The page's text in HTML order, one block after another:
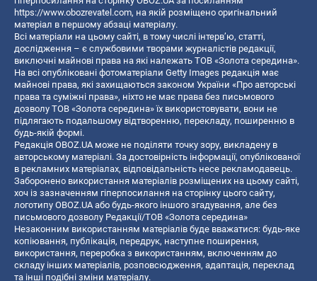
https://www.obozrevatel.com, на якій розміщено оригінальний
матеріал в першому абзаці матеріалу.
Всі матеріали на цьому сайті, в тому числі інтерв’ю, статті,
дослідження – є службовими творами журналістів редакції,
виключні майнові права на які належать ТОВ «Золота середина».
На всі опубліковані фотоматеріали Getty Images редакція має
майнові права, які захищаються законом України «Про авторські
права та суміжні права», ніхто не має права без письмового
дозволу ТОВ «Золота середина» їх використовувати, вони не
підлягають подальшому відтворенню, перекладу, поширенню в
будь-якій формі.
Редакція OBOZ.UA може не поділяти точку зору, викладену в
авторському матеріалі. За достовірність інформації, опублікованої
в рекламних матеріалах, відповідальність несе рекламодавець.
Заборонено використання матеріалів розміщених на цьому сайті,
хоч із зазначенням гіперпосилання на сторінку цього сайту,
логотипу OBOZ.UA або будь-якого іншого згадування, але без
письмового дозволу Редакції/ТОВ «Золота середина»
Незаконним використанням матеріалів буде вважатися: будь-яке
копiювання, публiкацiя, передрук, наступне поширення,
використання, переробка з використанням, включенням до
складу інших матеріалів, розповсюдження, адаптація, переклад
та інші подібні зміни матеріалу.